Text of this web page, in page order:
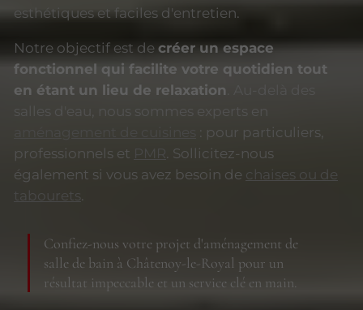
esthétiques et faciles d'entretien.
Notre objectif est decréer un espace
fonctionnel qui facilite votre quotidien tout
en étant un lieu de relaxation
salles d'eau, nous sommes experts en
: pour particuliers,
professionnels et PMR . Sollicitez-nous
également si vous avez besoin de chaises ou de
tabourets.
Confiez-nous votre projet d'aménagement de
salle de bain à Châtenoy-le-Royal pour un
résultat impeccable et un service clé en main.